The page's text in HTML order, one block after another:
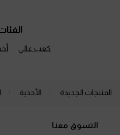
كعب عالي
المنتجات الجديدة الأحذية
التسوق معنا